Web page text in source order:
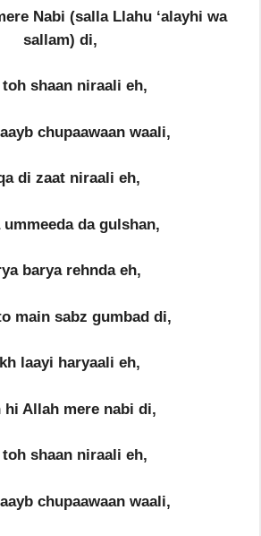
Nabi (salla Llahu ‘alayhi wa
sallam) di,
toh shaan niraali eh,
chupaawaan waali,
di zaat niraali eh,
da gulshan,
barya rehnda eh,
main sabz gumbad di,
laayi haryaali eh,
hi Allah mere nabi di,
toh shaan niraali eh,
chupaawaan waali,